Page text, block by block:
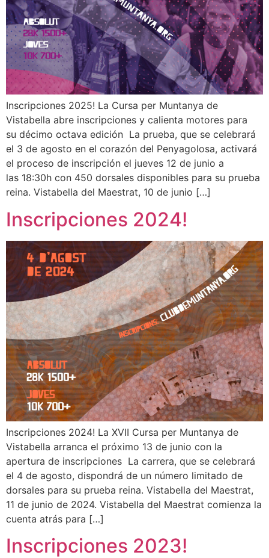
Inscripciones 2025! La Cursa per Muntanya de
Vistabella abre inscripciones y calienta motores para
su décimo octava edición La prueba, que se celebrará
el 3 de agosto en el corazón del Penyagolosa, activará
el proceso de inscripción el jueves 12 de junio a
las 18:30h con 450 dorsales disponibles para su prueba
reina. Vistabella del Maestrat, 10 de junio […]
Inscripciones 2024!
Inscripciones 2024! La XVII Cursa per Muntanya de
Vistabella arranca el próximo 13 de junio con la
apertura de inscripciones La carrera, que se celebrará
el 4 de agosto, dispondrá de un número limitado de
dorsales para su prueba reina. Vistabella del Maestrat,
11 de junio de 2024. Vistabella del Maestrat comienza la
cuenta atrás para […]
Inscripciones 2023!